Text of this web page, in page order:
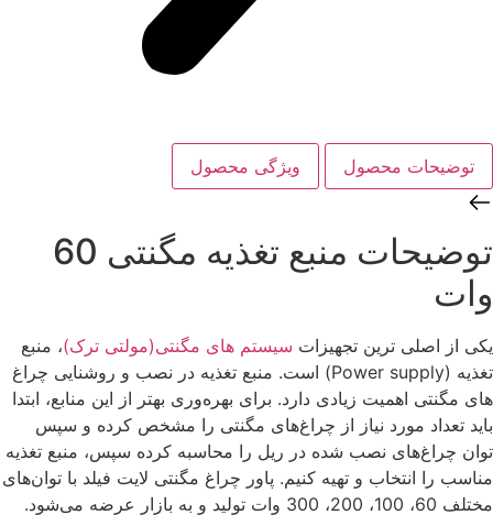
توضیحات محصول ویژگی‌ محصول
توضیحات ‌منبع تغذیه مگنتی 60
وات
یکی از اصلی ترین تجهیزات سیستم های مگنتی(مولتی ترک)، منبع
تغذیه (Power supply) است. منبع تغذیه در نصب و روشنایی چراغ
های مگنتی اهمیت زیادی دارد. برای بهره‌وری بهتر از این منابع، ابتدا
باید تعداد مورد نیاز از چراغ‌های مگنتی را مشخص کرده و سپس
توان چراغ‌های نصب شده در ریل را محاسبه کرده سپس، منبع تغذیه
مناسب را انتخاب و تهیه کنیم. پاور چراغ مگنتی لایت فیلد با توان‌های
مختلف 60، 100، 200، 300 وات تولید و به بازار عرضه می‌شود.